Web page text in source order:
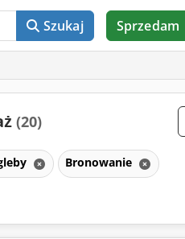
Szukaj Sprzedam
(20)
Bronowanie